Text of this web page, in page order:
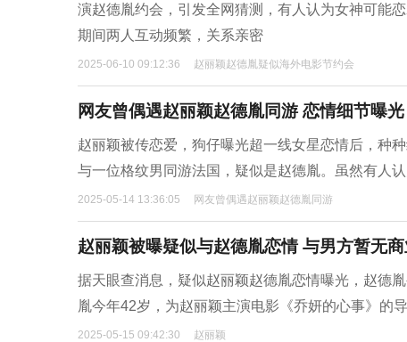
演赵德胤约会，引发全网猜测，有人认为女神可能
期间两人互动频繁，关系亲密
2025-06-10 09:12:36 赵丽颖赵德胤疑似海外电影节约会
网友曾偶遇赵丽颖赵德胤同游 恋情细节曝光
赵丽颖被传恋爱，狗仔曝光超一线女星恋情后，种
与一位格纹男同游法国，疑似是赵德胤。虽然有人
2025-05-14 13:36:05 网友曾偶遇赵丽颖赵德胤同游
赵丽颖被曝疑似与赵德胤恋情 与男方暂无
据天眼查消息，疑似赵丽颖赵德胤恋情曝光，赵德
胤今年42岁，为赵丽颖主演电影《乔妍的心事》的
2025-05-15 09:42:30 赵丽颖